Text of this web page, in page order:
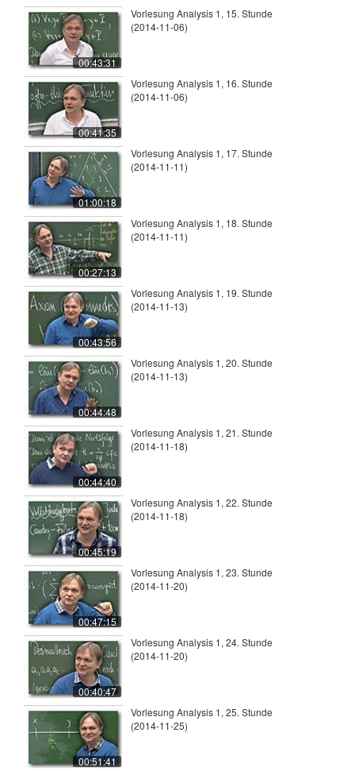
00:43:31
Vorlesung Analysis 1, 15. Stunde
(2014-11-06)
00:41:35
Vorlesung Analysis 1, 16. Stunde
(2014-11-06)
01:00:18
Vorlesung Analysis 1, 17. Stunde
(2014-11-11)
00:27:13
Vorlesung Analysis 1, 18. Stunde
(2014-11-11)
00:43:56
Vorlesung Analysis 1, 19. Stunde
(2014-11-13)
00:44:48
Vorlesung Analysis 1, 20. Stunde
(2014-11-13)
00:44:40
Vorlesung Analysis 1, 21. Stunde
(2014-11-18)
00:45:19
Vorlesung Analysis 1, 22. Stunde
(2014-11-18)
00:47:15
Vorlesung Analysis 1, 23. Stunde
(2014-11-20)
00:40:47
Vorlesung Analysis 1, 24. Stunde
(2014-11-20)
00:51:41
Vorlesung Analysis 1, 25. Stunde
(2014-11-25)